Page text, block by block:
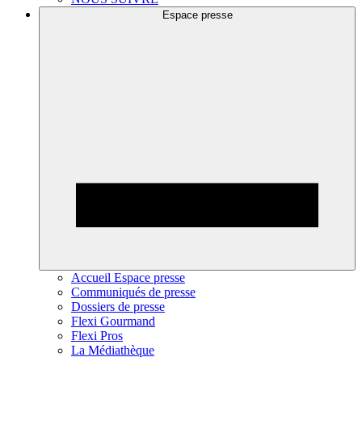
Espace presse
Accueil Espace presse
Communiqués de presse
Dossiers de presse
Flexi Gourmand
Flexi Pros
La Médiathèque